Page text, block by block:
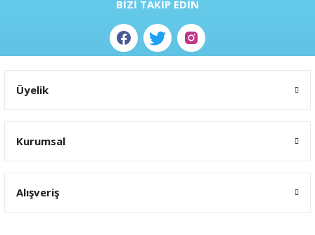
BİZİ TAKİP EDİN
Üyelik
Kurumsal
Alışveriş